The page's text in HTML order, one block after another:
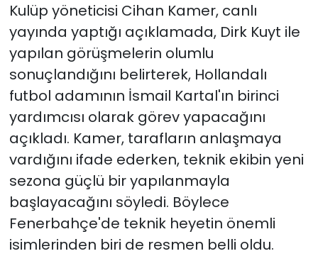
Kulüp yöneticisi Cihan Kamer, canlı
yayında yaptığı açıklamada, Dirk Kuyt ile
yapılan görüşmelerin olumlu
sonuçlandığını belirterek, Hollandalı
futbol adamının İsmail Kartal'ın birinci
yardımcısı olarak görev yapacağını
açıkladı. Kamer, tarafların anlaşmaya
vardığını ifade ederken, teknik ekibin yeni
sezona güçlü bir yapılanmayla
başlayacağını söyledi. Böylece
Fenerbahçe'de teknik heyetin önemli
isimlerinden biri de resmen belli oldu.